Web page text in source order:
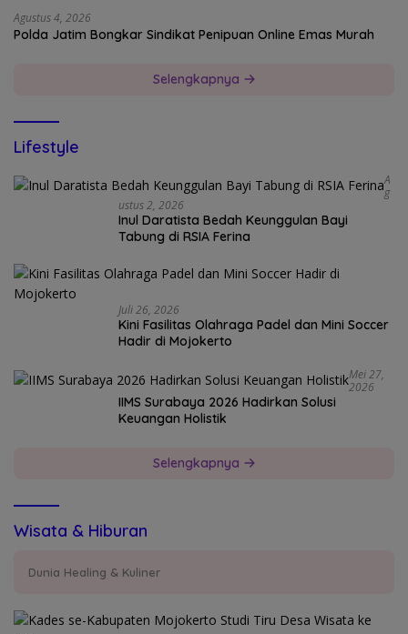
Agustus 4, 2026
Polda Jatim Bongkar Sindikat Penipuan Online Emas Murah
Selengkapnya
Lifestyle
A
G
Ustus 2, 2026
Inul Daratista Bedah Keunggulan Bayi
Tabung di RSIA Ferina
Juli 26, 2026
Kini Fasilitas Olahraga Padel dan Mini Soccer
Hadir di Mojokerto
Mei 27,
2026
IIMS Surabaya 2026 Hadirkan Solusi
Keuangan Holistik
Selengkapnya
Wisata & Hiburan
Dunia Healing & Kuliner